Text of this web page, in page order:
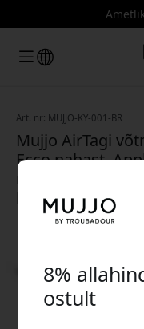
Art. nr: MUJJO-KY-001-BR
Mujjo AirTagi
Ecco nahast,
hõlpsaks
8%
ostult
🎉